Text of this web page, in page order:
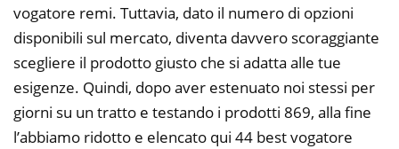
vogatore remi. Tuttavia, dato il numero di opzioni
disponibili sul mercato, diventa davvero scoraggiante
scegliere il prodotto giusto che si adatta alle tue
esigenze. Quindi, dopo aver estenuato noi stessi per
giorni su un tratto e testando i prodotti 869, alla fine
l’abbiamo ridotto e elencato qui 44 best vogatore